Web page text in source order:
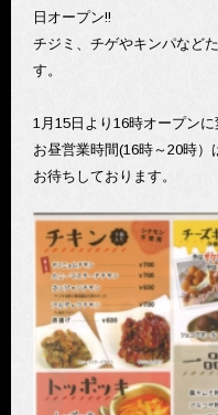
日オープン!!
チジミ、チゲやキンパなど
す。
1月15日より16時オープンに
お昼営業時間(16時～20時）
お待ちしております。